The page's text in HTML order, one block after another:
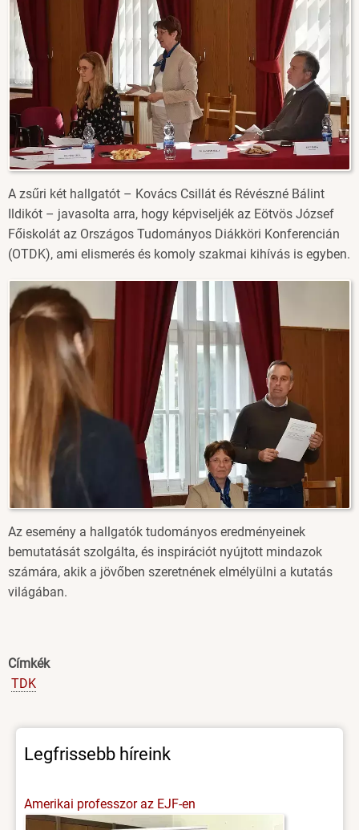
A zsűri két hallgatót – Kovács Csillát és Révészné Bálint
Ildikót – javasolta arra, hogy képviseljék az Eötvös József
Főiskolát az Országos Tudományos Diákköri Konferencián
(OTDK), ami elismerés és komoly szakmai kihívás is egyben.
Image
Az esemény a hallgatók tudományos eredményeinek
bemutatását szolgálta, és inspirációt nyújtott mindazok
számára, akik a jövőben szeretnének elmélyülni a kutatás
világában.
Címkék
TDK
Legfrissebb híreink
Amerikai professzor az EJF-en